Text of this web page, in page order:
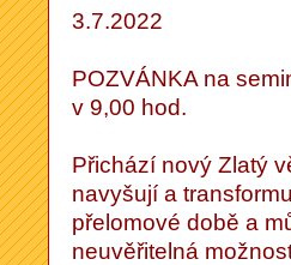
3.7.2022
POZVÁNKA na
v 9,00 hod.
Přichází nový Zlatý
navyšují a
přelomové době a
neuvěřitelná